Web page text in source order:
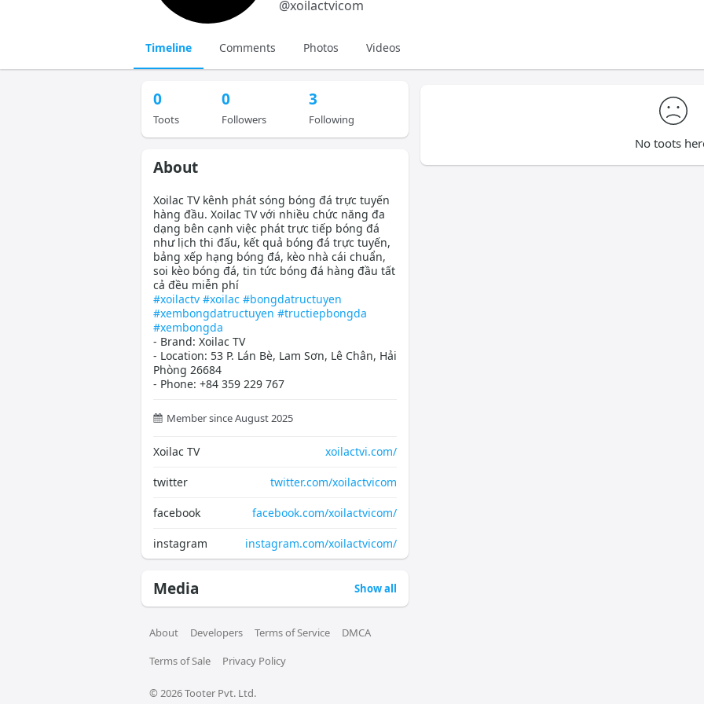
@xoilactvicom
Timeline Comments Photos Videos
0
Toots
0
Followers
3
Following
About
Xoilac TV kênh phát sóng bóng đá trực tuyến
hàng đầu. Xoilac TV với nhiều chức năng đa
dạng bên cạnh việc phát trực tiếp bóng đá
như lịch thi đấu, kết quả bóng đá trực tuyến,
bảng xếp hạng bóng đá, kèo nhà cái chuẩn,
soi kèo bóng đá, tin tức bóng đá hàng đầu tất
cả đều miễn phí
#xoilactv #xoilac #bongdatructuyen
#xembongdatructuyen #tructiepbongda
#xembongda
- Brand: Xoilac TV
- Location: 53 P. Lán Bè, Lam Sơn, Lê Chân, Hải
Phòng 26684
- Phone: +84 359 229 767
Member since August 2025
Xoilac TV xoilactvi.com/
twitter twitter.com/xoilactvicom
facebook facebook.com/xoilactvicom/
instagram instagram.com/xoilactvicom/
Media Show all
About Developers Terms of Service
DMCA
Terms of Sale
Privacy Policy
© 2026 Tooter Pvt. Ltd.
No toots